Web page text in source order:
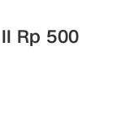
Rp 500